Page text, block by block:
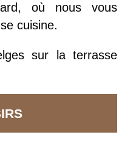
où nous vous
cuisine.
sur la terrasse